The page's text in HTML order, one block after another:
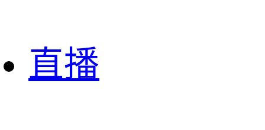
直播